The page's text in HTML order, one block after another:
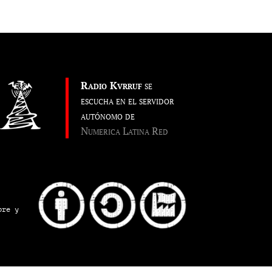
Radio Kvrrufse
escucha en el servidor
autónomo de
Numerica Latina Red
y